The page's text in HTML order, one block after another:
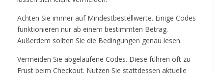
Achten Sie immer auf Mindestbestellwerte. Einige Codes
funktionieren nur ab einem bestimmten Betrag.
Außerdem sollten Sie die Bedingungen genau lesen.
Vermeiden Sie abgelaufene Codes. Diese führen oft zu
Frust beim Checkout. Nutzen Sie stattdessen aktuelle